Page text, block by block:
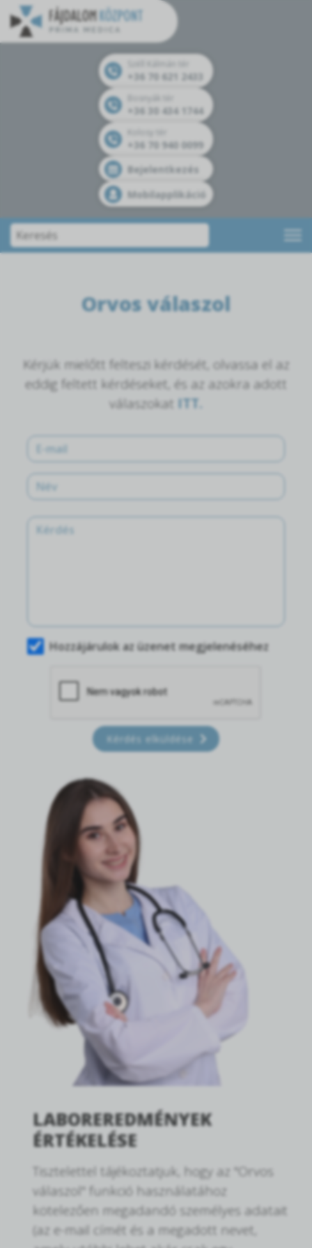
+36 70 621 2433
+36 30 434 1744
+36 70 940 0099
Bejelentkezés
Mobilapplikáció
Orvos válaszol
Kérjük mielőtt felteszi kérdését, olvassa el az
eddig feltett kérdéseket, és az azokra adott
válaszokat ITT.
Hozzájárulok az üzenet megjelenéséhez
Kérdés elküldése
LABOREREDMÉNYEK
ÉRTÉKELÉSE
Tisztelettel tájékoztatjuk, hogy az "Orvos
válaszol" funkció használatához
kötelezően megadandó személyes adatait
(az e-mail címét és a megadott nevet,